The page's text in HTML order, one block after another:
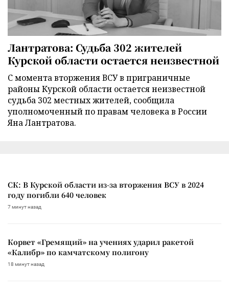
Лантратова: Судьба 302 жителей
Курской области остается неизвестной
С момента вторжения ВСУ в приграничные
районы Курской области остается неизвестной
судьба 302 местных жителей, сообщила
уполномоченный по правам человека в России
Яна Лантратова.
СК: В Курской области из-за вторжения ВСУ в 2024
году погибли 640 человек
7 минут назад
Корвет «Гремящий» на учениях ударил ракетой
«Калибр» по камчатскому полигону
18 минут назад